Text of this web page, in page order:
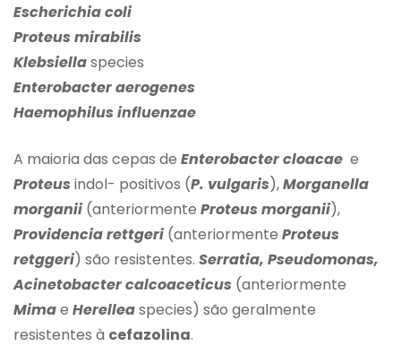
Escherichia coli
Proteus mirabilis
Klebsiellaspecies
Enterobacter aerogenes
Haemophilus influenzae
A maioria das cepas de Enterobacter cloacae e
Proteus indol- positivos (P. vulgaris),Morganella
morganii (anteriormente Proteus morganii),
Providencia rettgeri (anteriormente Proteus
retggeri) são resistentes. Serratia, Pseudomonas,
Acinetobacter calcoaceticus (anteriormente
Mimae Herelleaspecies) são geralmente
resistentes à cefazolina.